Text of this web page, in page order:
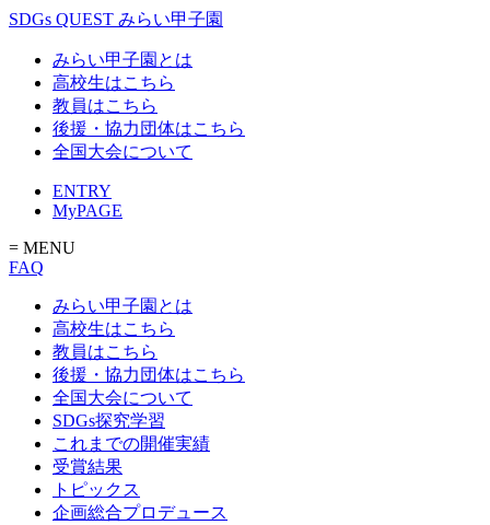
SDGs QUEST みらい甲子園
みらい甲子園とは
高校生はこちら
教員はこちら
後援・協力団体はこちら
全国大会について
ENTRY
MyPAGE
= MENU
FAQ
みらい甲子園とは
高校生はこちら
教員はこちら
後援・協力団体はこちら
全国大会について
SDGs探究学習
これまでの開催実績
受賞結果
トピックス
企画総合プロデュース